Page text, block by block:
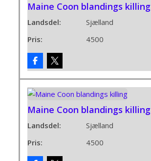
Maine Coon blandings killing
Landsdel:
Sjælland
Pris:
4500
Maine Coon blandings killing
Landsdel:
Sjælland
Pris:
4500